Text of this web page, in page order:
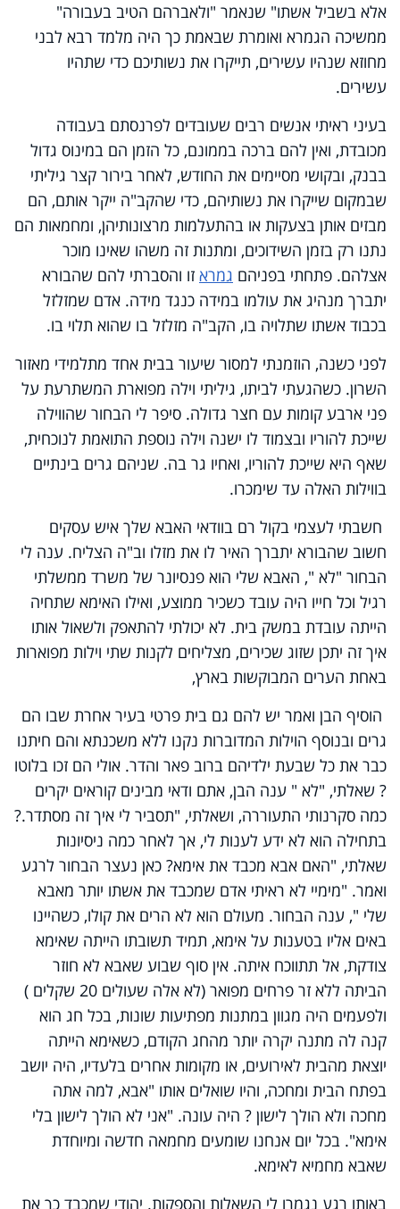
אלא בשביל אשתו" שנאמר "ולאברהם הטיב בעבורה"
ממשיכה הגמרא ואומרת שבאמת כך היה מלמד רבא לבני
מחוזא שנהיו עשירים, תייקרו את נשותיכם כדי שתהיו
עשירים.
בעיני ראיתי אנשים רבים שעובדים לפרנסתם בעבודה
מכובדת, ואין להם ברכה בממונם, כל הזמן הם במינוס גדול
בבנק, ובקושי מסיימים את החודש, לאחר בירור קצר גיליתי
שבמקום שייקרו את נשותיהם, כדי שהקב"ה ייקר אותם, הם
מבזים אותן בצעקות או בהתעלמות מרצונותיהן, ומחמאות הם
נתנו רק בזמן השידוכים, ומתנות זה משהו שאינו מוכר
אצלהם. פתחתי בפניהם גמרא זו והסברתי להם שהבורא
יתברך מנהיג את עולמו במידה כנגד מידה. אדם שמזלזל
בכבוד אשתו שתלויה בו, הקב"ה מזלזל בו שהוא תלוי בו.
לפני כשנה, הוזמנתי למסור שיעור בבית אחד מתלמידי מאזור
השרון. כשהגעתי לביתו, גיליתי וילה מפוארת המשתרעת על
פני ארבע קומות עם חצר גדולה. סיפר לי הבחור שהווילה
שייכת להוריו ובצמוד לו ישנה וילה נוספת התואמת לנוכחית,
שאף היא שייכת להוריו, ואחיו גר בה. שניהם גרים בינתיים
בווילות האלה עד שימכרו.
חשבתי לעצמי בקול רם בוודאי האבא שלך איש עסקים
חשוב שהבורא יתברך האיר לו את מזלו וב"ה הצליח. ענה לי
הבחור "לא ", האבא שלי הוא פנסיונר של משרד ממשלתי
רגיל וכל חייו היה עובד כשכיר ממוצע, ואילו האימא שתחיה
הייתה עובדת במשק בית. לא יכולתי להתאפק ולשאול אותו
איך זה יתכן שזוג שכירים, מצליחים לקנות שתי וילות מפוארות
באחת הערים המבוקשות בארץ,
הוסיף הבן ואמר יש להם גם בית פרטי בעיר אחרת שבו הם
גרים ובנוסף הוילות המדוברות נקנו ללא משכנתא והם חיתנו
כבר את כל שבעת ילדיהם ברוב פאר והדר. אולי הם זכו בלוטו
? שאלתי, "לא " ענה הבן, אתם ודאי מבינים קוראים יקרים
כמה סקרנותי התעוררה, ושאלתי, "תסביר לי איך זה מסתדר.?
בתחילה הוא לא ידע לענות לי, אך לאחר כמה ניסיונות
שאלתי, "האם אבא מכבד את אימא? כאן נעצר הבחור לרגע
ואמר. "מימיי לא ראיתי אדם שמכבד את אשתו יותר מאבא
שלי ", ענה הבחור. מעולם הוא לא הרים את קולו, כשהיינו
באים אליו בטענות על אימא, תמיד תשובתו הייתה שאימא
צודקת, אל תתווכח איתה. אין סוף שבוע שאבא לא חוזר
הביתה ללא זר פרחים מפואר (לא אלה שעולים 20 שקלים )
ולפעמים היה מגוון במתנות מפתיעות שונות, בכל חג הוא
קנה לה מתנה יקרה יותר מהחג הקודם, כשאימא הייתה
יוצאת מהבית לאירועים, או מקומות אחרים בלעדיו, היה יושב
בפתח הבית ומחכה, והיו שואלים אותו "אבא, למה אתה
מחכה ולא הולך לישון ? היה עונה. "אני לא הולך לישון בלי
אימא". בכל יום אנחנו שומעים מחמאה חדשה ומיוחדת
שאבא מחמיא לאימא.
באותו רגע נגמרו לי השאלות והספקות. יהודי שמכבד כך את